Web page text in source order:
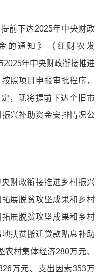
前下达2025年中央财政
的通知》（红财农发
2025年中央财政衔接推进
照项目申报审批程序，
，现将提前下达个旧市
兴补助资金安排情况公
财政衔接推进乡村振兴
展脱贫攻坚成果和乡村
展脱贫攻坚成果和乡村
扶贫搬迁贷款贴息补助
村集体经济280万元、
万元、支出因素353万